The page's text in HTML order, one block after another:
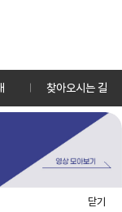
닫기
찾아오시는 길
방송원 KTV